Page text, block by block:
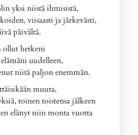
yksi niistä ihmisistä,
viisaasti ja järkevästi,
päivältä.
hetkeni
uudelleen,
niitä paljon enemmän.
muuta,
toinen toistensa jälkeen
elänyt niin monta vuotta